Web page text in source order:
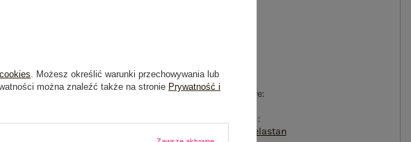
#dekolt:
stójka
#cechy dodatkowe:
#skład materiału :
5% elastan
. Możesz określić warunki przechowywania lub
można znaleźć także na stronie Prywatność i